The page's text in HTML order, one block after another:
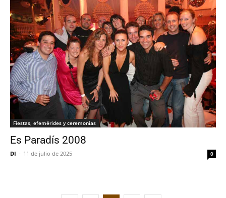
Fiestas, efemérides y ceremonias
Es Paradís 2008
DI - 11 de julio de 2025 0